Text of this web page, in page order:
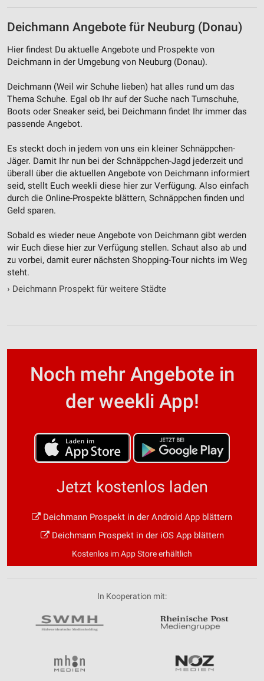
Deichmann Angebote für Neuburg (Donau)
Hier findest Du aktuelle Angebote und Prospekte von
Deichmann in der Umgebung von Neuburg (Donau).
Deichmann (Weil wir Schuhe lieben) hat alles rund um das
Thema Schuhe. Egal ob Ihr auf der Suche nach Turnschuhe,
Boots oder Sneaker seid, bei Deichmann findet Ihr immer das
passende Angebot.
Es steckt doch in jedem von uns ein kleiner Schnäppchen-
Jäger. Damit Ihr nun bei der Schnäppchen-Jagd jederzeit und
überall über die aktuellen Angebote von Deichmann informiert
seid, stellt Euch weekli diese hier zur Verfügung. Also einfach
durch die Online-Prospekte blättern, Schnäppchen finden und
Geld sparen.
Sobald es wieder neue Angebote von Deichmann gibt werden
wir Euch diese hier zur Verfügung stellen. Schaut also ab und
zu vorbei, damit eurer nächsten Shopping-Tour nichts im Weg
steht.
› Deichmann Prospekt für weitere Städte
Noch mehr Angebote in
der weekli App!
Jetzt kostenlos laden
Deichmann Prospekt in der Android App blättern
Deichmann Prospekt in der iOS App blättern
Kostenlos im App Store erhältlich
In Kooperation mit: